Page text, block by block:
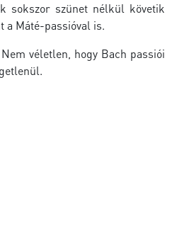
sokszor szünet nélkül követik
a Máté-passióval is.
véletlen, hogy Bach passiói